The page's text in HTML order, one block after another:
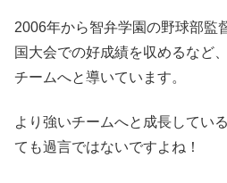
2006年から智弁学園の野球部監
国大会での好成績を収めるなど
チームへと導いています。
より強いチームへと成長してい
ても過言ではないですよね！